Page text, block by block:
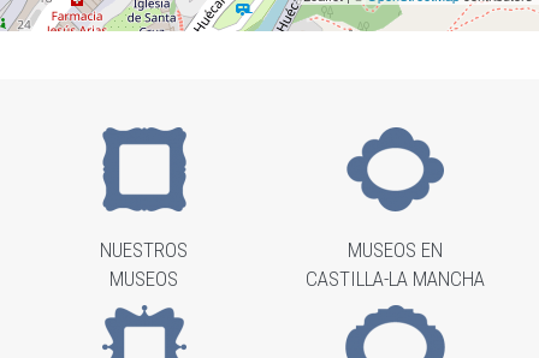
NUESTROS
MUSEOS
MUSEOS EN
CASTILLA-LA MANCHA